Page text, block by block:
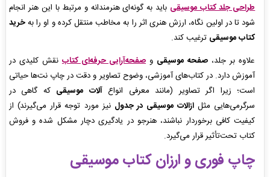
طراحی جلد کتاب موسیقی باید به گونه‌ای هنرمندانه و مرتبط با این هنر انجام
شود تا در اولین نگاه، ارزش هنری اثر را به مخاطب منتقل کرده و او را بهخرید
کتاب موسیقی ترغیب کند.
علاوه بر جلد، صفحه موسیقی و صفحه‌آرایی حرفه‌ای کتابنقش کلیدی در
آموزش دارد. در کتاب‌های آموزشی، وضوح تصاویر و دقت در چاپ نت‌ها حیاتی
است؛ زیرا اگر تصاویر (مانند معرفی انواعآلات موسیقی که گاهی در
سرگرمی‌هایی مثلازالات موسیقی در جدول نیز مورد توجه قرار می‌گیرند) از
کیفیت کافی برخوردار نباشند، هنرجو در یادگیری دچار مشکل شده و فروش
کتاب تحت‌تأثیر قرار می‌گیرد.
چاپ فوری و ارزان کتاب موسیقی